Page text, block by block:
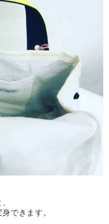
できます。